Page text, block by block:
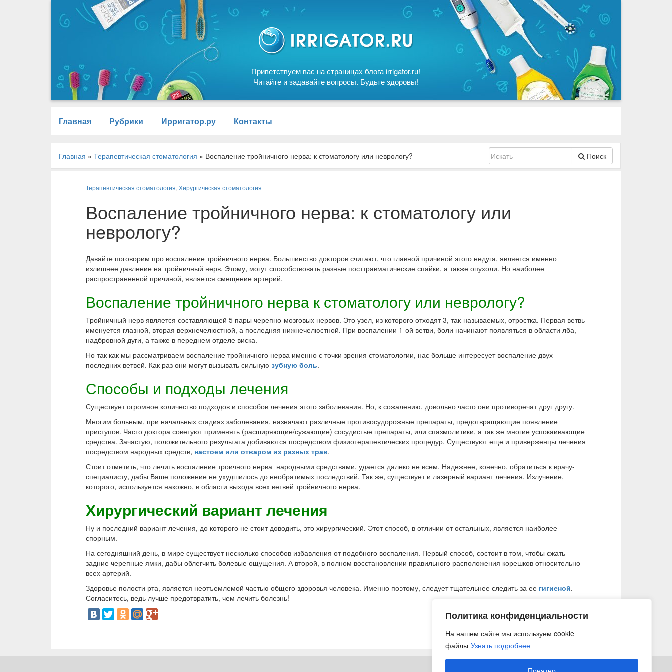
Политика конфиденциальности
На нашем сайте мы используем cookie
файлы Узнать подробнее
Приветствуем вас на страницах блога irrigator.ru!
Читайте и задавайте вопросы. Будьте здоровы!
Главная Рубрики Ирригатор.ру Контакты
Поиск
Главная » Терапевтическая стоматология » Воспаление тройничного нерва: к стоматологу или неврологу?
Терапевтическая стоматология Хирургическая стоматология
Воспаление тройничного нерва: к стоматологу или
неврологу?
Давайте поговорим про воспаление тройничного нерва. Большинство докторов считают, что главной причиной этого недуга, является именно
излишнее давление на тройничный нерв. Этому, могут способствовать разные посттравматические спайки, а также опухоли. Но наиболее
распространенной причиной, является смещение артерий.
Воспаление тройничного нерва к стоматологу или неврологу?
Тройничный нерв является составляющей 5 пары черепно-мозговых нервов. Это узел, из которого отходят 3, так-называемых, отростка. Первая ветвь
именуется глазной, вторая верхнечелюстной, а последняя нижнечелюстной. При воспалении 1-ой ветви, боли начинают появляться в области лба,
надбровной дуги, а также в переднем отделе виска.
Но так как мы рассматриваем воспаление тройничного нерва именно с точки зрения стоматологии, нас больше интересует воспаление двух
последних ветвей. Как раз они могут вызывать сильную зубную боль.
Способы и подходы лечения
Существует огромное количество подходов и способов лечения этого заболевания. Но, к сожалению, довольно часто они противоречат друг другу.
Многим больным, при начальных стадиях заболевания, назначают различные противосудорожные препараты, предотвращающие появление
приступов. Часто доктора советуют применять (расширяющие/сужающие) сосудистые препараты, или спазмолитики, а так же многие успокаивающие
средства. Зачастую, положительного результата добиваются посредством физиотерапевтических процедур. Существуют еще и приверженцы лечения
посредством народных средств, настоем или отваром из разных трав.
Стоит отметить, что лечить воспаление троичного нерва народными средствами, удается далеко не всем. Надежнее, конечно, обратиться к врачу-
специалисту, дабы Ваше положение не ухудшилось до необратимых последствий. Так же, существует и лазерный вариант лечения. Излучение,
которого, используется накожно, в области выхода всех ветвей тройничного нерва.
Хирургический вариант лечения
Ну и последний вариант лечения, до которого не стоит доводить, это хирургический. Этот способ, в отличии от остальных, является наиболее
спорным.
На сегодняшний день, в мире существует несколько способов избавления от подобного воспаления. Первый способ, состоит в том, чтобы сжать
задние черепные ямки, дабы облегчить болевые ощущения. А второй, в полном восстановлении правильного расположения корешков относительно
всех артерий.
Здоровье полости рта, является неотъемлемой частью общего здоровья человека. Именно поэтому, следует тщательнее следить за ее гигиеной.
Согласитесь, ведь лучше предотвратить, чем лечить болезнь!